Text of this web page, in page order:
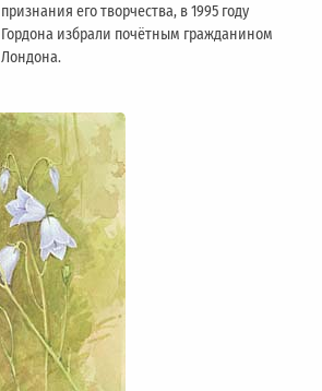
признания его творчества, в 1995 году
Гордона избрали почётным гражданином
Лондонa.